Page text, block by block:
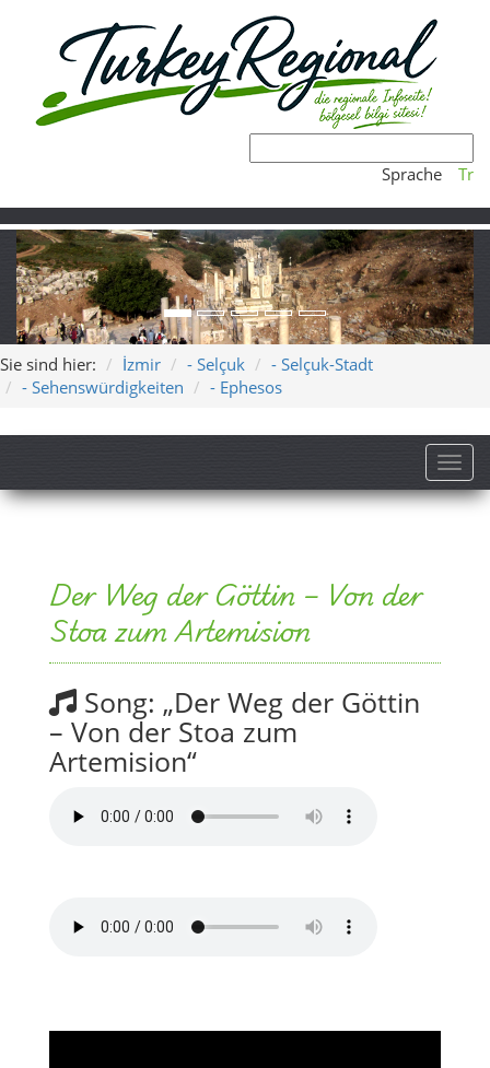
Sprache Tr
Sie sind hier: İzmir - Selçuk
- Selçuk-Stadt
- Sehenswürdigkeiten
- Ephesos
Der Weg der Göttin – Von der
Stoa zum Artemision
Song: „Der Weg der Göttin
– Von der Stoa zum
Artemision“